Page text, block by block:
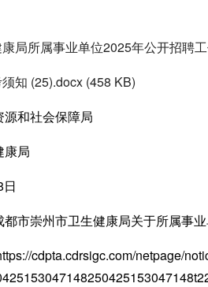
局所属事业单位2025年公开招聘
知 (25).docx (458 KB)
和社会保障局
局
崇州市卫生健康局关于所属事
cdpta.cdrsigc.com/netpage/